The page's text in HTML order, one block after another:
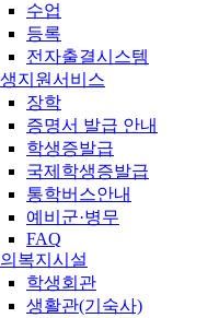
수업
등록
전자출결시스템
지원서비스
장학
증명서 발급 안내
학생증발급
국제학생증발급
통학버스안내
예비군·병무
FAQ
복지시설
학생회관
생활관(기숙사)